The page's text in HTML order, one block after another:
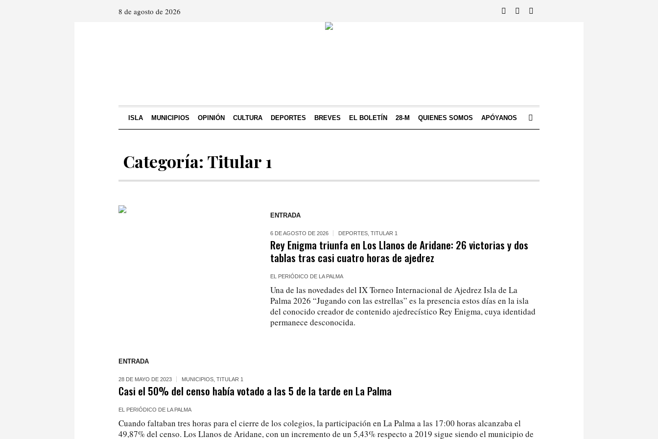
8 de agosto de 2026
ISLA MUNICIPIOS OPINIÓN CULTURA DEPORTES BREVES EL BOLETÍN 28-M QUIENES SOMOS APÓYANOS
Categoría: Titular 1
ENTRADA
6 DE AGOSTO DE 2026 DEPORTES ,TITULAR 1
Rey Enigma triunfa en Los Llanos de Aridane: 26 victorias y dos
tablas tras casi cuatro horas de ajedrez
EL PERIÓDICO DE LA PALMA
Una de las novedades del IX Torneo Internacional de Ajedrez Isla de La
Palma 2026 “Jugando con las estrellas” es la presencia estos días en la isla
del conocido creador de contenido ajedrecístico Rey Enigma, cuya identidad
permanece desconocida.
ENTRADA
28 DE MAYO DE 2023 MUNICIPIOS TITULAR 1
Casi el 50% del censo había votado a las 5 de la tarde en La Palma
EL PERIÓDICO DE LA PALMA
Cuando faltaban tres horas para el cierre de los colegios, la participación en La Palma a las 17:00 horas alcanzaba el
49,87% del censo. Los Llanos de Aridane, con un incremento de un 5,43% respecto a 2019 sigue siendo el municipio de